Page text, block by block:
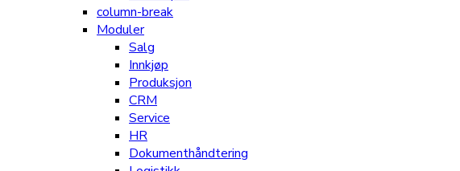
column-break
Moduler
Salg
Innkjøp
Produksjon
CRM
Service
HR
Dokumenthåndtering